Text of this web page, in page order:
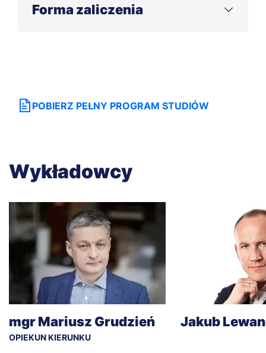
Forma zaliczenia
POBIERZ PEŁNY PROGRAM STUDIÓW
Wykładowcy
mgr Mariusz Grudzień
OPIEKUN KIERUNKU
Jakub